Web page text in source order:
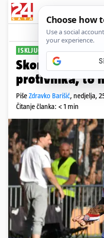
ISKLJUČEN PROTIV ŠIBENIKA
Skomina:
protivnika, to
PišeZdravko Barišić, nedjelja,
Čitanje članka: < 1 min